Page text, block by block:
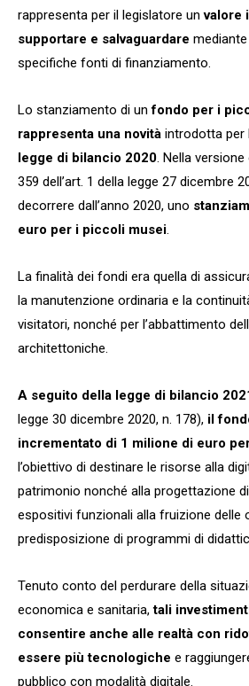
rappresenta per il legislatore unvalore
supportare e salvaguardare
specifiche fonti di finanziamento.
Lo stanziamento di unfondo per i
rappresenta una novità introdotta per
legge di bilancio 2020 . Nella
359 dell’art. 1 della legge 27 dicembre
decorrere dall’anno 2020, uno
euro per i piccoli musei
La finalità dei fondi era quella di
la manutenzione ordinaria e la
visitatori, nonché per l’abbattimento
architettoniche.
A seguito della legge di bilancio
legge 30 dicembre 2020, n. 178), il
incrementato di 1 milione di euro
l’obiettivo di destinare le risorse alla
patrimonio nonché alla progettazione
espositivi funzionali alla fruizione delle
predisposizione di programmi di
Tenuto conto del perdurare della
economica e sanitaria,tali
consentire anche alle realtà con
essere più tecnologiche e
pubblico con modalità digitale.